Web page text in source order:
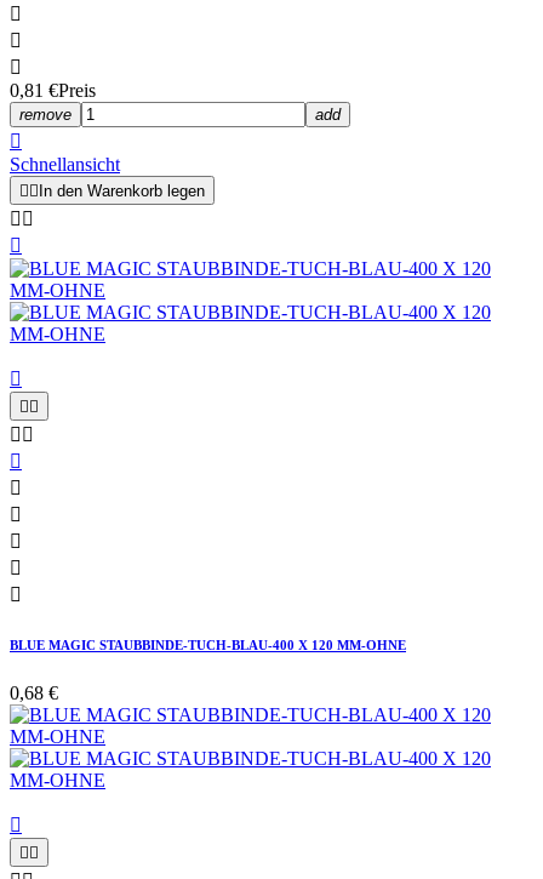



0,81 €Preis
remove add

Schnellansicht
  In den Warenkorb legen
 


 
 






BLUE MAGIC STAUBBINDE-TUCH-BLAU-400 X 120 MM-OHNE
0,68 €

 